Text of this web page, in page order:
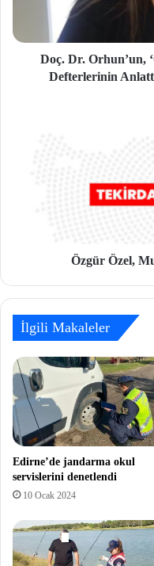
Doç. Dr. Orhun’un,
Defterlerinin
Özgür Özel,
İlgili Makaleler
Edirne’de jandarma okul
servislerini denetlendi
10 Ocak 2024